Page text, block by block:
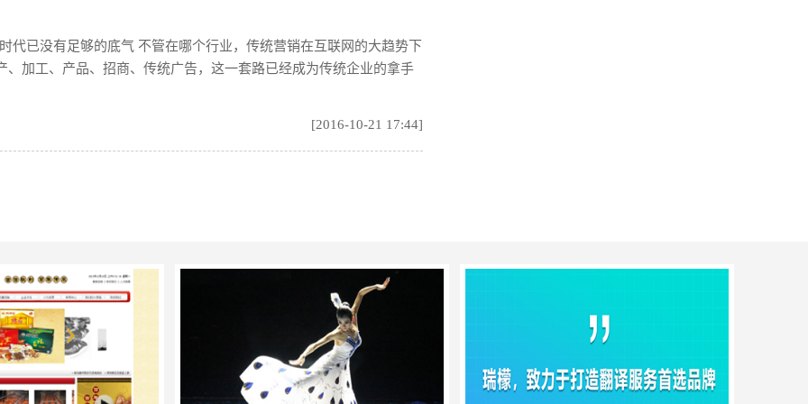
代已没有足够的底气 不管在哪个行业，传统营销在互联网的大趋势下
加工、产品、招商、传统广告，这一套路已经成为传统企业的拿手
[2016-10-21 17:44]